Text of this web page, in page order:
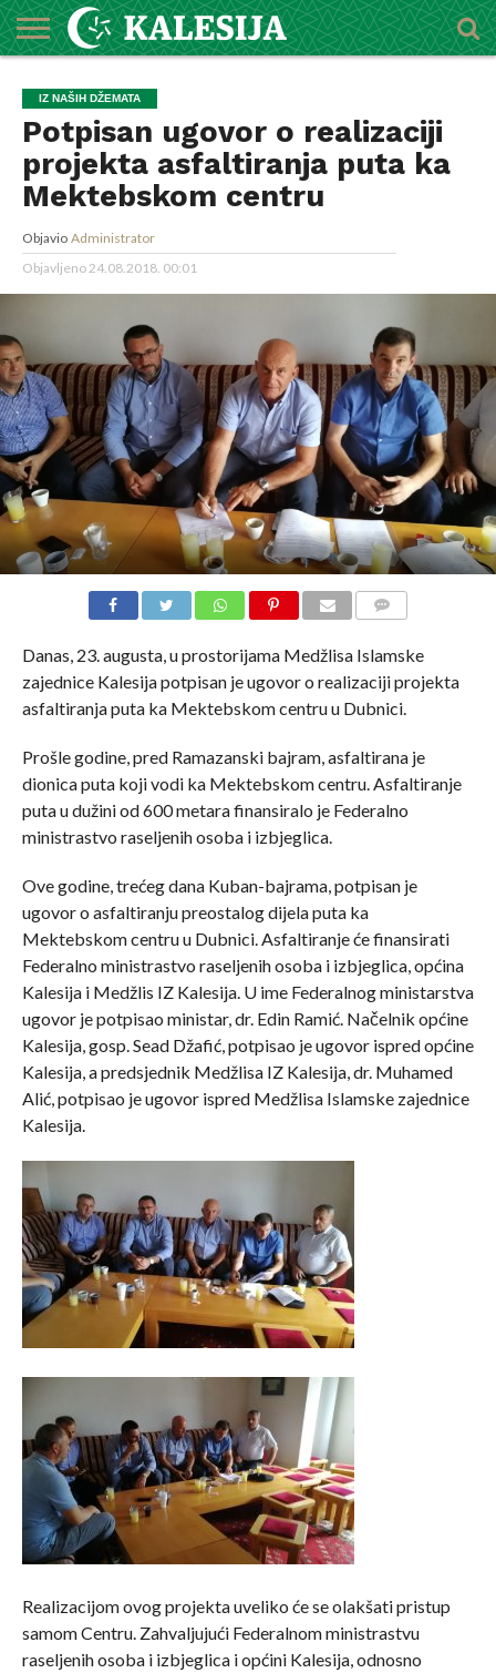
O
MEDŽLISU
DŽEMATI
IMAMI
MEKTEBSKI
CENTAR
VIJESTI
HUTBE
NAJAVE
KALENDAR
KONTAKT
IZ NAŠIH DŽEMATA
Potpisan ugovor o realizaciji
projekta asfaltiranja puta ka
Mektebskom centru
Objavio Administrator
Objavljeno24.08.2018. 00:01
Danas, 23. augusta, u prostorijama Medžlisa Islamske
zajednice Kalesija potpisan je ugovor o realizaciji projekta
asfaltiranja puta ka Mektebskom centru u Dubnici.
Prošle godine, pred Ramazanski bajram, asfaltirana je
dionica puta koji vodi ka Mektebskom centru. Asfaltiranje
puta u dužini od 600 metara finansiralo je Federalno
ministrastvo raseljenih osoba i izbjeglica.
Ove godine, trećeg dana Kuban-bajrama, potpisan je
ugovor o asfaltiranju preostalog dijela puta ka
Mektebskom centru u Dubnici. Asfaltiranje će finansirati
Federalno ministrastvo raseljenih osoba i izbjeglica, općina
Kalesija i Medžlis IZ Kalesija. U ime Federalnog ministarstva
ugovor je potpisao ministar, dr. Edin Ramić. Načelnik općine
Kalesija, gosp. Sead Džafić, potpisao je ugovor ispred općine
Kalesija, a predsjednik Medžlisa IZ Kalesija, dr. Muhamed
Alić, potpisao je ugovor ispred Medžlisa Islamske zajednice
Kalesija.
Realizacijom ovog projekta uveliko će se olakšati pristup
samom Centru. Zahvaljujući Federalnom ministrastvu
raseljenih osoba i izbjeglica i općini Kalesija, odnosno